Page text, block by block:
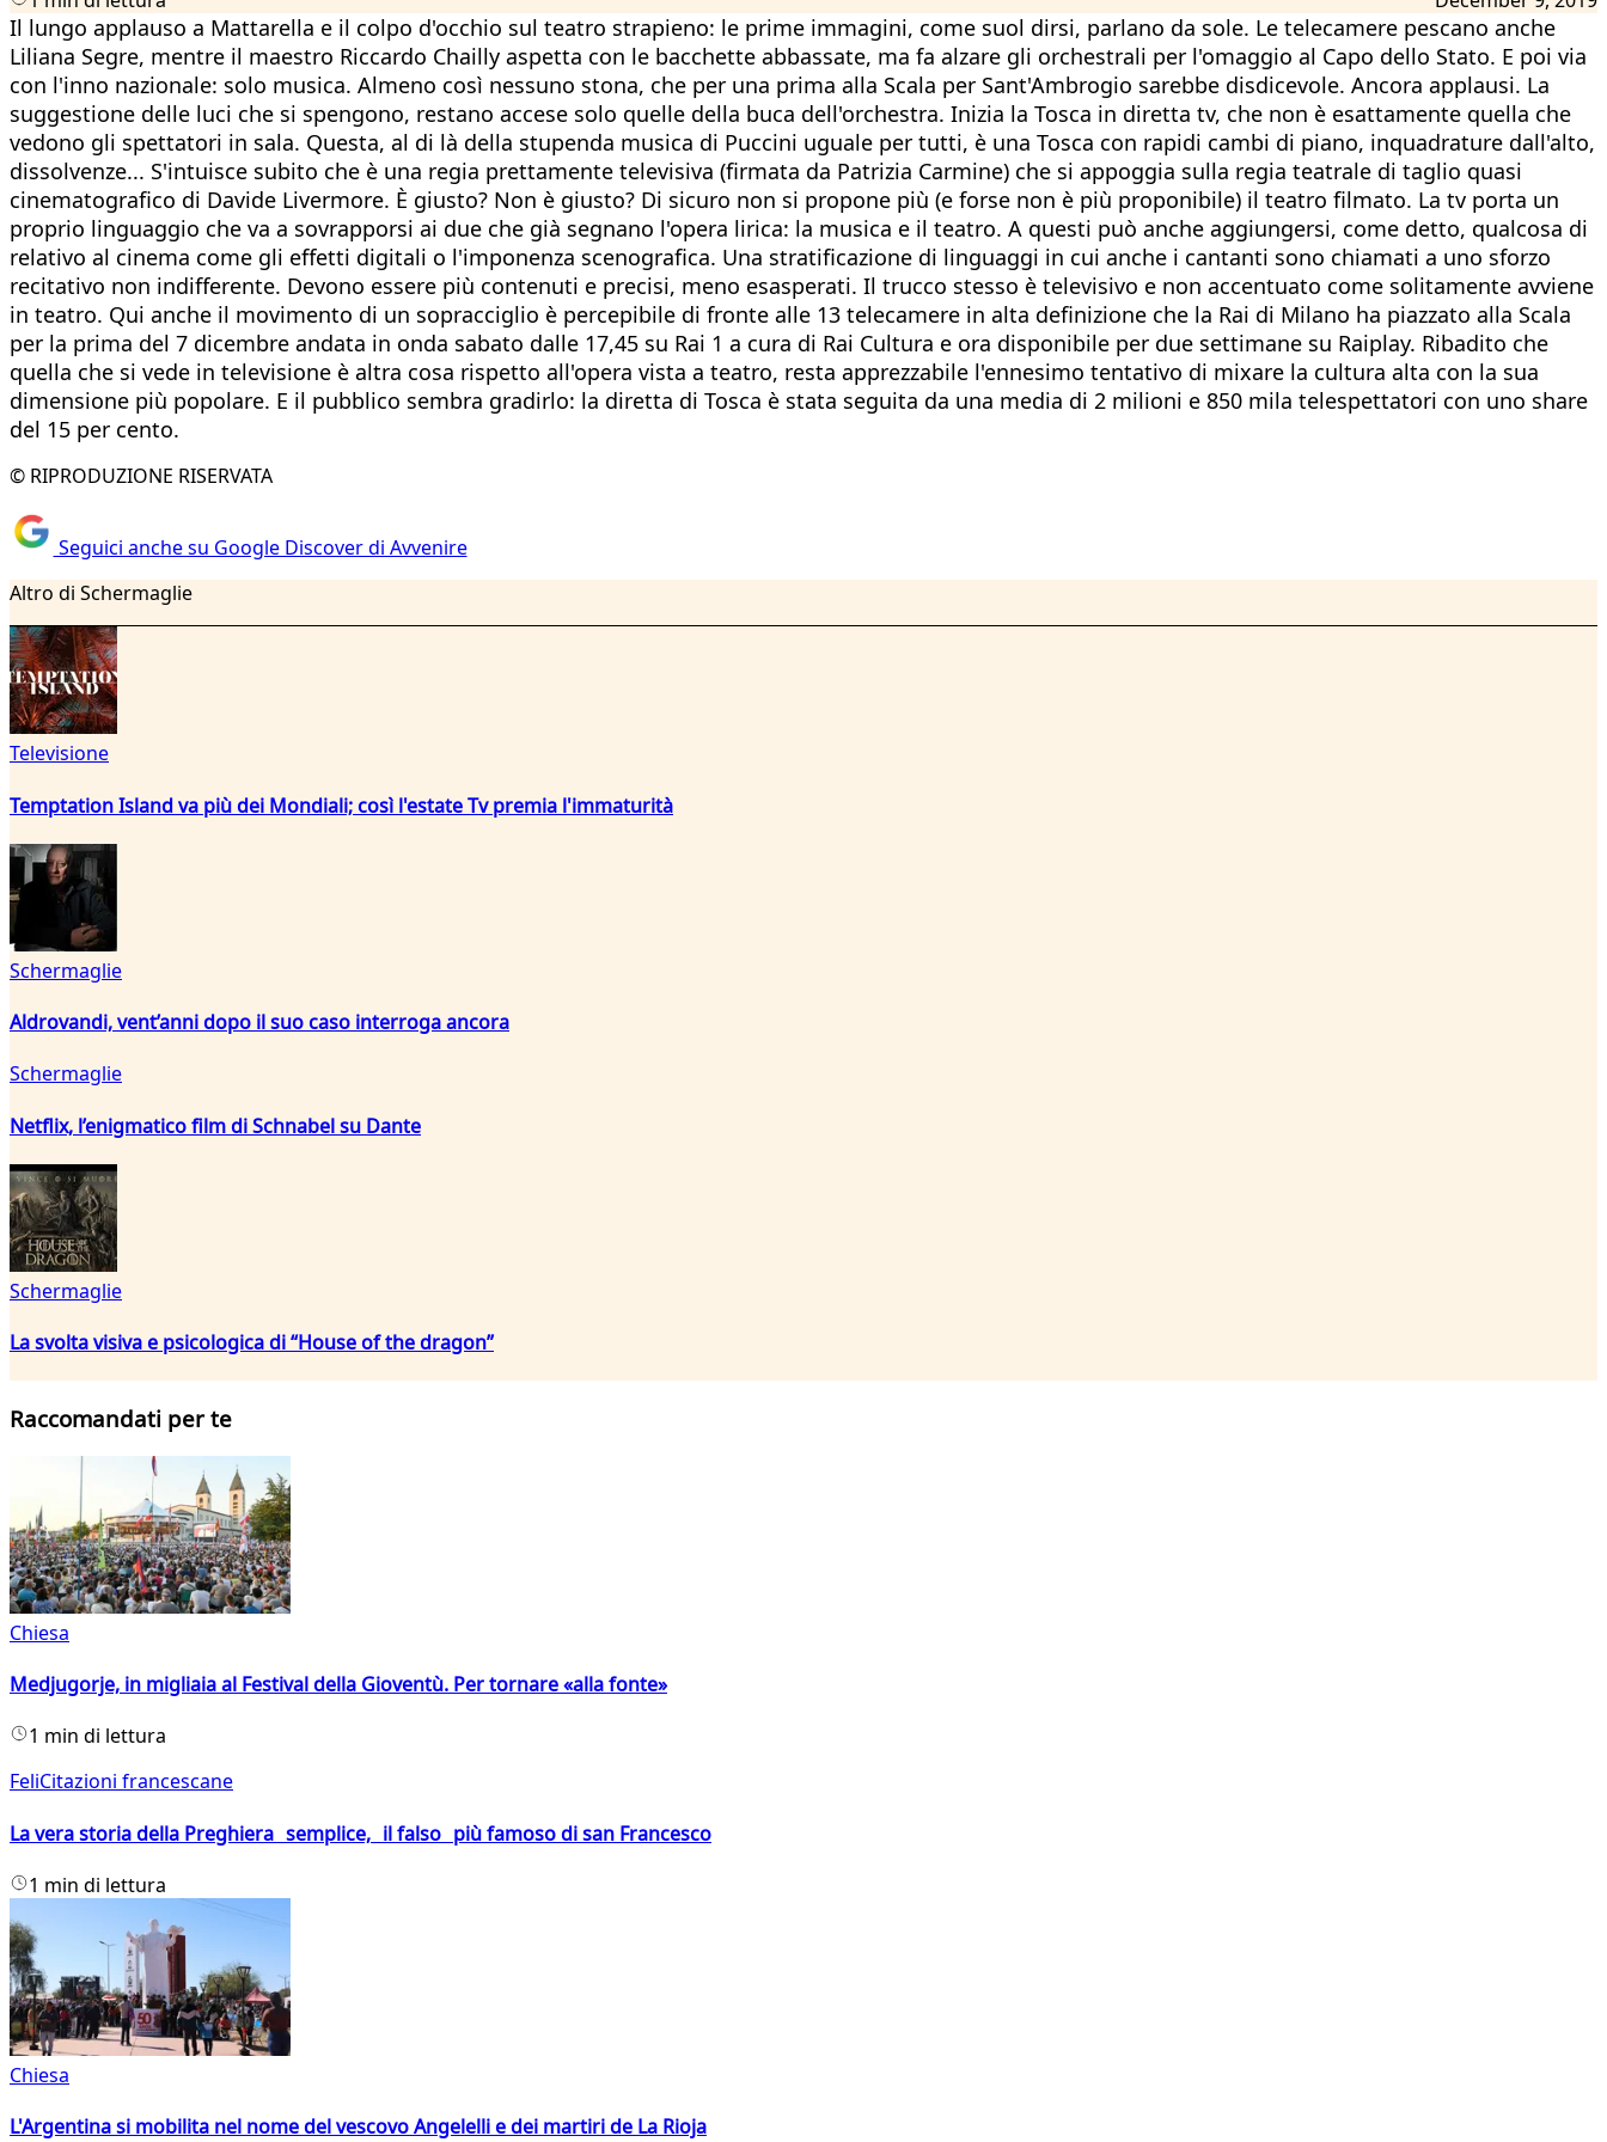
Il lungo applauso a Mattarella e il colpo d'occhio sul teatro strapieno: le prime immagini, come suol dirsi, parlano da sole. Le telecamere pescano anche
Liliana Segre, mentre il maestro Riccardo Chailly aspetta con le bacchette abbassate, ma fa alzare gli orchestrali per l'omaggio al Capo dello Stato. E poi via
con l'inno nazionale: solo musica. Almeno così nessuno stona, che per una prima alla Scala per Sant'Ambrogio sarebbe disdicevole. Ancora applausi. La
suggestione delle luci che si spengono, restano accese solo quelle della buca dell'orchestra. Inizia la Tosca in diretta tv, che non è esattamente quella che
vedono gli spettatori in sala. Questa, al di là della stupenda musica di Puccini uguale per tutti, è una Tosca con rapidi cambi di piano, inquadrature dall'alto,
dissolvenze... S'intuisce subito che è una regia prettamente televisiva (firmata da Patrizia Carmine) che si appoggia sulla regia teatrale di taglio quasi
cinematografico di Davide Livermore. È giusto? Non è giusto? Di sicuro non si propone più (e forse non è più proponibile) il teatro filmato. La tv porta un
proprio linguaggio che va a sovrapporsi ai due che già segnano l'opera lirica: la musica e il teatro. A questi può anche aggiungersi, come detto, qualcosa di
relativo al cinema come gli effetti digitali o l'imponenza scenografica. Una stratificazione di linguaggi in cui anche i cantanti sono chiamati a uno sforzo
recitativo non indifferente. Devono essere più contenuti e precisi, meno esasperati. Il trucco stesso è televisivo e non accentuato come solitamente avviene
in teatro. Qui anche il movimento di un sopracciglio è percepibile di fronte alle 13 telecamere in alta definizione che la Rai di Milano ha piazzato alla Scala
per la prima del 7 dicembre andata in onda sabato dalle 17,45 su Rai 1 a cura di Rai Cultura e ora disponibile per due settimane su Raiplay. Ribadito che
quella che si vede in televisione è altra cosa rispetto all'opera vista a teatro, resta apprezzabile l'ennesimo tentativo di mixare la cultura alta con la sua
dimensione più popolare. E il pubblico sembra gradirlo: la diretta di Tosca è stata seguita da una media di 2 milioni e 850 mila telespettatori con uno share
del 15 per cento.
© RIPRODUZIONE RISERVATA
Seguici anche su Google Discover di Avvenire
Altro di Schermaglie
Televisione
Temptation Island va più dei Mondiali; così l'estate Tv premia l'immaturità
Schermaglie
Aldrovandi, vent’anni dopo il suo caso interroga ancora
Schermaglie
Netflix, l’enigmatico film di Schnabel su Dante
Schermaglie
La svolta visiva e psicologica di “House of the dragon”
Raccomandati per te
Chiesa
Medjugorje, in migliaia al Festival della Gioventù. Per tornare «alla fonte»
1 min di lettura
FeliCitazioni francescane
La vera storia della Preghiera semplice, il falso più famoso di san Francesco
1 min di lettura
Chiesa
L'Argentina si mobilita nel nome del vescovo Angelelli e dei martiri de La Rioja